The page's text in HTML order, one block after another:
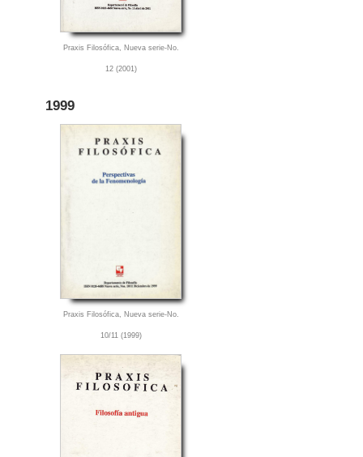
Praxis Filosófica, Nueva serie-No.
12 (2001)
1999
Praxis Filosófica, Nueva serie-No.
10/11 (1999)